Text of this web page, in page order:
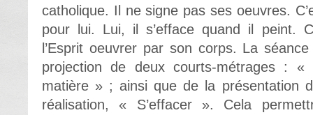
catholique. Il ne signe pas ses oeuvres.
pour lui. Lui, il s’efface quand il peint.
l’Esprit oeuvrer par son corps. La
projection de deux courts-métrages :
matière » ; ainsi que de la présentation
réalisation, « S’effacer ». Cela